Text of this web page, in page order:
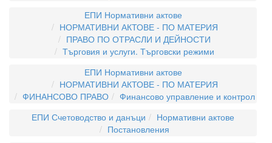
ЕПИ Нормативни актове
НОРМАТИВНИ АКТОВЕ - ПО МАТЕРИЯ
ПРАВО ПО ОТРАСЛИ И ДЕЙНОСТИ
Търговия и услуги. Търговски режими
ЕПИ Нормативни актове
НОРМАТИВНИ АКТОВЕ - ПО МАТЕРИЯ
ФИНАНСОВО ПРАВО
Финансово управление и контрол
ЕПИ Счетоводство и данъци
Нормативни актове
Постановления